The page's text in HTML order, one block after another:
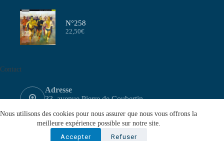
Nous utilisons des cookies pour nous assurer que nous vous offrons la
meilleure expérience possible sur notre site.
Accepter
Refuser
N°258
22,50€
Contact
Adresse
33, avenue Pierre de Coubertin
Email
contact@aeffa.fr